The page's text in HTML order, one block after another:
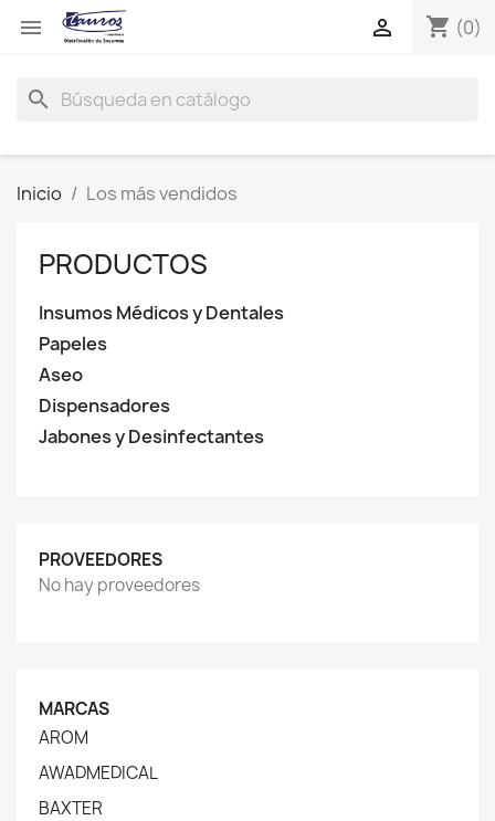
 shopping_cart (0)

search
Inicio Los más vendidos
PRODUCTOS
Insumos Médicos y Dentales
Papeles
Aseo
Dispensadores
Jabones y Desinfectantes
PROVEEDORES
No hay proveedores
MARCAS
AROM
AWADMEDICAL
BAXTER